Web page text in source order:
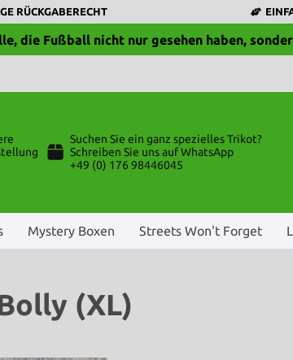
RÜCKGABERECHT
die Fußball nicht nur gesehen haben,
Suchen Sie ein ganz spezielles Trikot?
Schreiben Sie uns auf WhatsApp
+49 (0) 176 98446045
Mystery Boxen Streets Won't Forget
(XL)